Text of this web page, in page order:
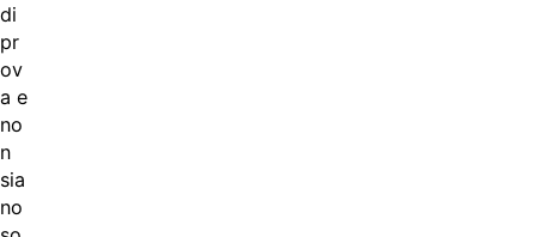
di
pr
ov
a e
no
n
sia
no